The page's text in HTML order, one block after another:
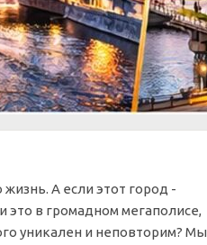
А если этот город -
это в громадном мегаполисе,
уникален и неповторим? Мы